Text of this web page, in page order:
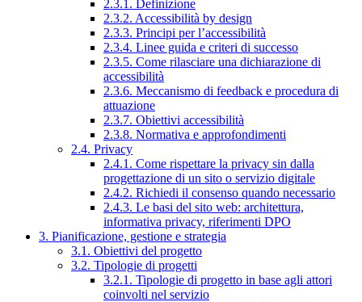
2.3.1. Definizione
2.3.2. Accessibilità by design
2.3.3. Principi per l’accessibilità
2.3.4. Linee guida e criteri di successo
2.3.5. Come rilasciare una dichiarazione di
accessibilità
2.3.6. Meccanismo di feedback e procedura di
attuazione
2.3.7. Obiettivi accessibilità
2.3.8. Normativa e approfondimenti
2.4. Privacy
2.4.1. Come rispettare la privacy sin dalla
progettazione di un sito o servizio digitale
2.4.2. Richiedi il consenso quando necessario
2.4.3. Le basi del sito web: architettura,
informativa privacy, riferimenti DPO
3. Pianificazione, gestione e strategia
3.1. Obiettivi del progetto
3.2. Tipologie di progetti
3.2.1. Tipologie di progetto in base agli attori
coinvolti nel servizio